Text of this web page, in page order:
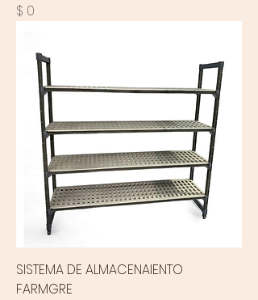
Precio
$ 0
SISTEMA DE ALMACENAIENTO
FARMGRE